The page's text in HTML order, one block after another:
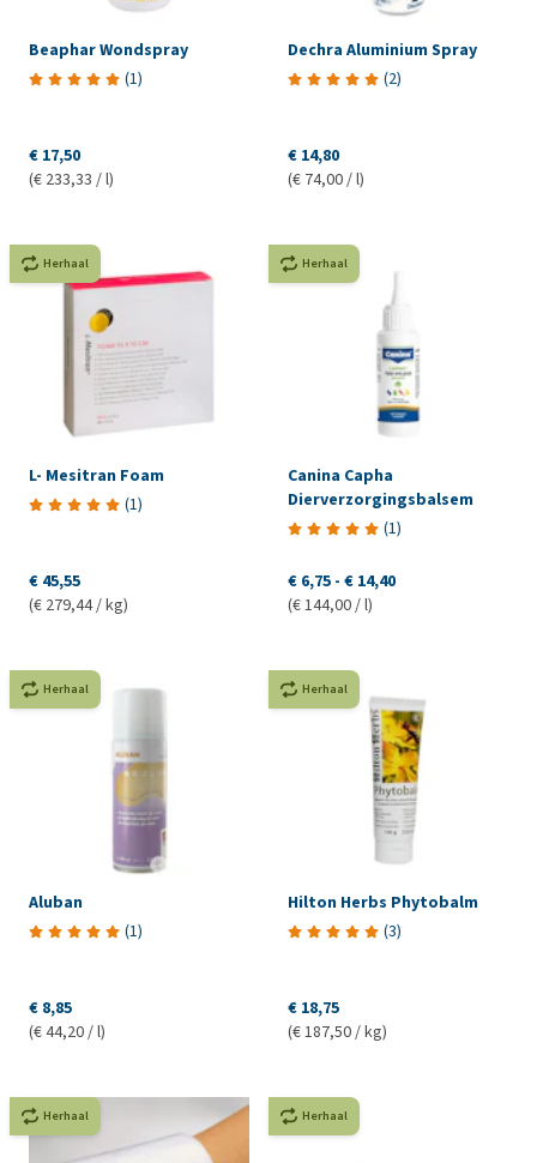
Beaphar Wondspray
(1)
€ 17,50
(€ 233,33 / l)
Dechra Aluminium Spray
(2)
€ 14,80
(€ 74,00 / l)
Herhaal
L- Mesitran Foam
(1)
€ 45,55
(€ 279,44 / kg)
Herhaal
Canina Capha
Dierverzorgingsbalsem
(1)
€ 6,75 - € 14,40
(€ 144,00 / l)
Herhaal
Aluban
(1)
€ 8,85
(€ 44,20 / l)
Herhaal
Hilton Herbs Phytobalm
(3)
€ 18,75
(€ 187,50 / kg)
Herhaal Herhaal